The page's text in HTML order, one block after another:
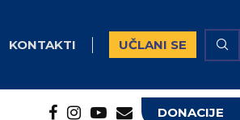
KONTAKTI UČLANI SE
DONACIJE